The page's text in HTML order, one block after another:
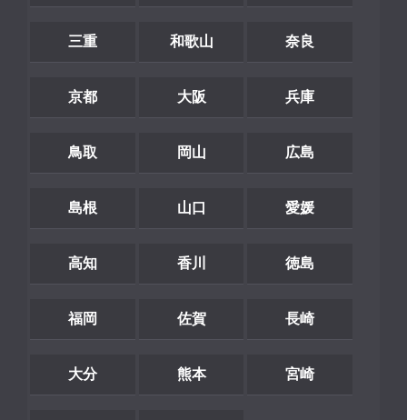
三重 和歌山 奈良
京都 大阪 兵庫
鳥取 岡山 広島
島根 山口 愛媛
高知 香川 徳島
福岡 佐賀 長崎
大分 熊本 宮崎